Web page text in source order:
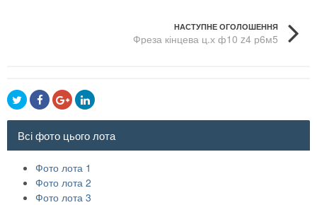
НАСТУПНЕ ОГОЛОШЕННЯ
Фреза кінцева ц.х ф10 z4 р6м5
Всі фото цього лота
Фото лота 1
Фото лота 2
Фото лота 3